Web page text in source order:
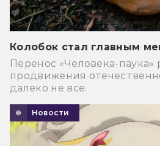
Колобок стал главным
Перенос «Человека-паука»
продвижения
далеко не все.
Новости